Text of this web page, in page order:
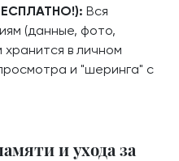
Вся
(данные, фото,
хранится в личном
и "шеринга" с
и ухода за